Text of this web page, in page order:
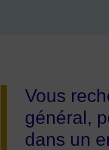
Vous
général,
dans un